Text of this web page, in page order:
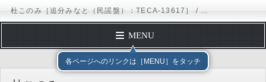
杜このみ［追分みなと（民謡盤）：TECA-13617］ / TEICHIKU RECORDS
MENU
トップページ
プロフィール
各ページへのリンクは［MENU］をタッチ
テイチクエンタテインメント TEICHIKU RECORDS